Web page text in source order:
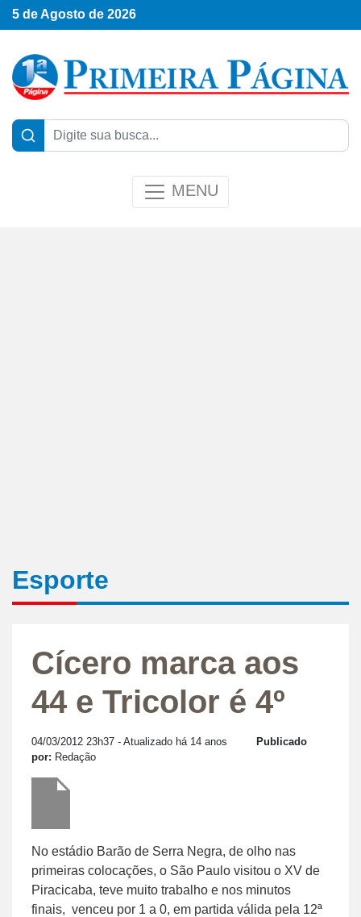
5 de Agosto de 2026
MENU
Esporte
Cícero marca aos
44 e Tricolor é 4º
04/03/2012 23h37 - Atualizado há 14 anos
Publicado
por: Redação
No estádio Barão de Serra Negra, de olho nas
primeiras colocações, o São Paulo visitou o XV de
Piracicaba, teve muito trabalho e nos minutos
finais, venceu por 1 a 0, em partida válida pela 12ª